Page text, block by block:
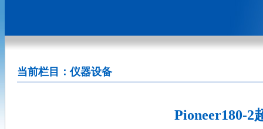
当前栏目：仪器设备
Pioneer180-2